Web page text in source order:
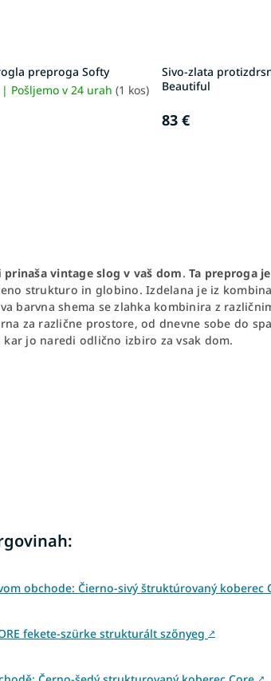
preproga Softy
Pošljemo v 24 urah (1 kos)
Sivo-zlata
Beautiful
83 €
prinaša vintage slog v vaš dom. Ta preproga je
strukturo in globino. Izdelana je iz
barvna shema se zlahka kombinira z
za različne prostore, od dnevne sobe do
jo naredi odlično izbiro za vsak dom.
obchode: Čierno-sivý štruktúrovaný koberec
fekete-szürke strukturált szőnyeg ↗